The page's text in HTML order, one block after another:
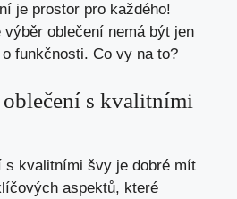
je prostor pro každého!
oblečení nemá být jen
funkčnosti. Co vy na to?
s kvalitními
s kvalitními švy je dobré mít
aspektů, které